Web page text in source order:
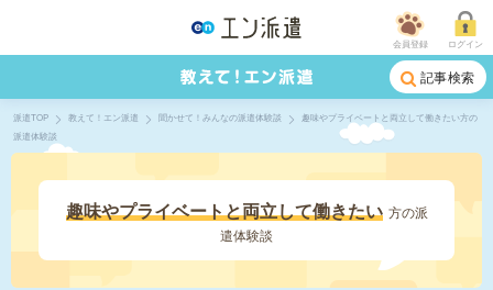
会員登録 ログイン
記事検索
派遣TOP 教えて！エン派遣 聞かせて！みんなの派遣体験談
趣味やプライベートと両立して働きたい方の
派遣体験談
趣味やプライベートと両立して働きたい 方の派
遣体験談